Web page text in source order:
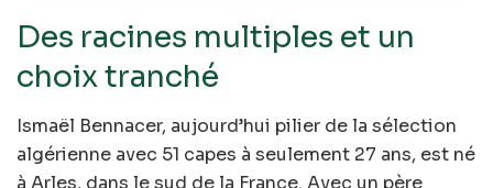
Des racines multiples et un
choix tranché
Ismaël Bennacer, aujourd’hui pilier de la sélection
algérienne avec 51 capes à seulement 27 ans, est né
à Arles, dans le sud de la France. Avec un père